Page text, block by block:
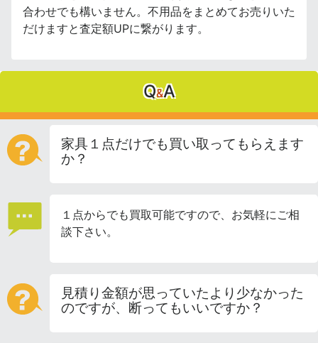
合わせでも構いません。不用品をまとめてお売りいた
だけますと査定額UPに繋がります。
Q&A
家具１点だけでも買い取ってもらえます
か？
１点からでも買取可能ですので、お気軽にご相
談下さい。
見積り金額が思っていたより少なかった
のですが、断ってもいいですか？